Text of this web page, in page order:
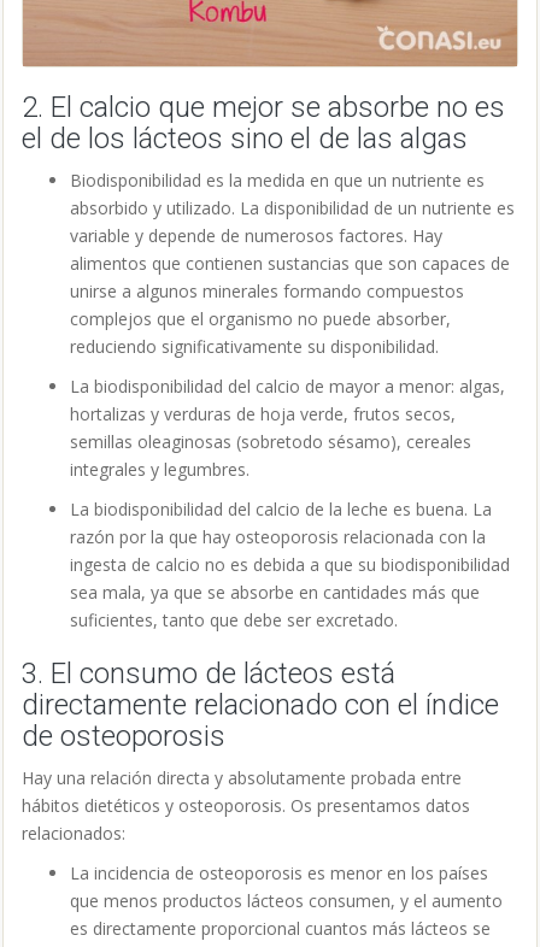
2. El calcio que mejor se absorbe no es
el de los lácteos sino el de las algas
Biodisponibilidad es la medida en que un nutriente es
absorbido y utilizado. La disponibilidad de un nutriente es
variable y depende de numerosos factores. Hay
alimentos que contienen sustancias que son capaces de
unirse a algunos minerales formando compuestos
complejos que el organismo no puede absorber,
reduciendo significativamente su disponibilidad.
La biodisponibilidad del calcio de mayor a menor: algas,
hortalizas y verduras de hoja verde, frutos secos,
semillas oleaginosas (sobretodo sésamo), cereales
integrales y legumbres.
La biodisponibilidad del calcio de la leche es buena. La
razón por la que hay osteoporosis relacionada con la
ingesta de calcio no es debida a que su biodisponibilidad
sea mala, ya que se absorbe en cantidades más que
suficientes, tanto que debe ser excretado.
3. El consumo de lácteos está
directamente relacionado con el índice
de osteoporosis
Hay una relación directa y absolutamente probada entre
hábitos dietéticos y osteoporosis. Os presentamos datos
relacionados:
La incidencia de osteoporosis es menor en los países
que menos productos lácteos consumen, y el aumento
es directamente proporcional cuantos más lácteos se